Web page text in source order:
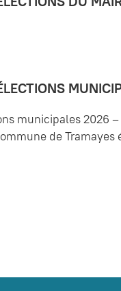
municipales 2026 –
de Tramayes